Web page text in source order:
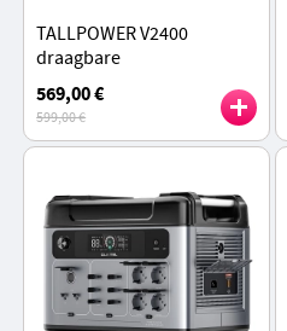
TALLPOWER V2400
draagbare
energiecentrale, 2160Wh
LiFePo4 zonnegenerator,
2400W AC uitgang, UPS, 13
uitgangen
569,00 €
599,00 €